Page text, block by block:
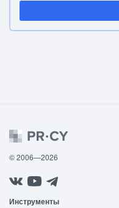
© 2006—2026
Инструменты